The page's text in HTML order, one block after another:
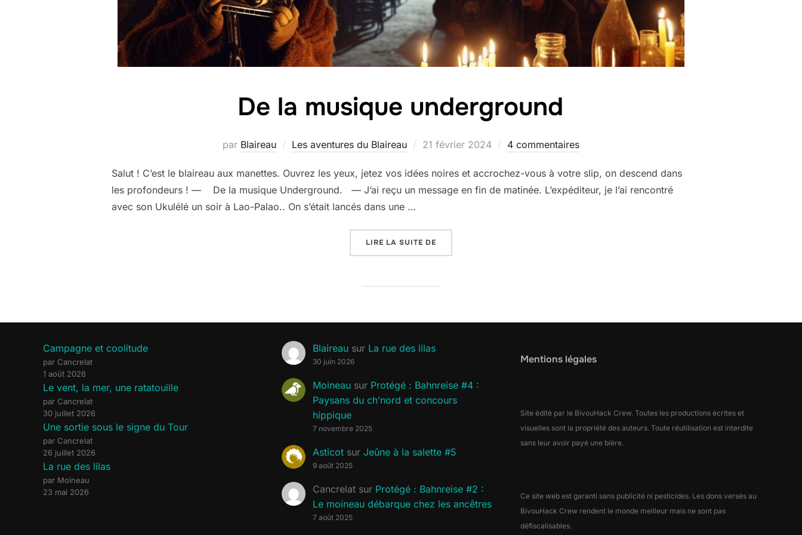
De la musique underground
par Blaireau Les aventures du Blaireau
Publié
21 février 2024 4 commentaires
Salut ! C’est le blaireau aux manettes. Ouvrez les yeux, jetez vos idées noires et accrochez-vous à votre slip, on descend dans
les profondeurs ! — De la musique Underground. — J’ai reçu un message en fin de matinée. L’expéditeur, je l’ai rencontré
avec son Ukulélé un soir à Lao-Palao.. On s’était lancés dans une …
LIRE LA SUITE DE
Campagne et coolitude
par Cancrelat
1 août 2026
Le vent, la mer, une ratatouille
par Cancrelat
30 juillet 2026
Une sortie sous le signe du Tour
par Cancrelat
26 juillet 2026
La rue des lilas
par Moineau
23 mai 2026
Blaireau sur La rue des lilas
30 juin 2026
Moineau sur Protégé : Bahnreise #4 :
Paysans du ch’nord et concours
hippique
7 novembre 2025
Asticot sur Jeûne à la salette #5
9 août 2025
Cancrelat sur Protégé : Bahnreise #2 :
Le moineau débarque chez les ancêtres
7 août 2025
Mentions légales
Site édité par le BivouHack Crew. Toutes les productions écrites et
visuelles sont la propriété des auteurs. Toute réutilisation est interdite
sans leur avoir payé une bière.
Ce site web est garanti sans publicité ni pesticides. Les dons versés au
BivouHack Crew rendent le monde meilleur mais ne sont pas
défiscalisables.